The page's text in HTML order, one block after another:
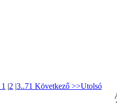
1 |2 |3..71 Következő >>Utolsó